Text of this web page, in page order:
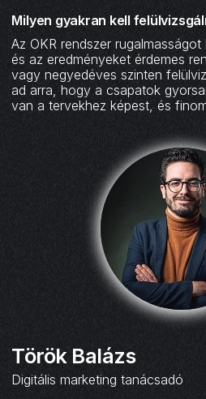
Milyen gyakran kell
Az OKR rendszer
és az eredményeket érdemes
vagy negyedéves szinten
ad arra, hogy a csapatok
van a tervekhez képest, és
Török Balázs
Digitális marketing tanácsadó